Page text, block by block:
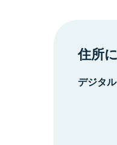
住所
デジタ